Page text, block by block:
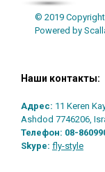
© 2019 Copyright
Powered by
Наши контакты:
Адрес: 11 Keren
Ashdod 7746206,
Телефон: 08-
Skype: fly-style